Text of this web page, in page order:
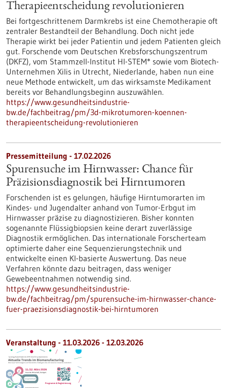
Therapieentscheidung revolutionieren
Bei fortgeschrittenem Darmkrebs ist eine Chemotherapie oft
zentraler Bestandteil der Behandlung. Doch nicht jede
Therapie wirkt bei jeder Patientin und jedem Patienten gleich
gut. Forschende vom Deutschen Krebsforschungszentrum
(DKFZ), vom Stammzell-Institut HI-STEM* sowie vom Biotech-
Unternehmen Xilis in Utrecht, Niederlande, haben nun eine
neue Methode entwickelt, um das wirksamste Medikament
bereits vor Behandlungsbeginn auszuwählen.
https://www.gesundheitsindustrie-
bw.de/fachbeitrag/pm/3d-mikrotumoren-koennen-
therapieentscheidung-revolutionieren
Pressemitteilung - 17.02.2026
Spurensuche im Hirnwasser: Chance für
Präzisionsdiagnostik bei Hirntumoren
Forschenden ist es gelungen, häufige Hirntumorarten im
Kindes- und Jugendalter anhand von Tumor-Erbgut im
Hirnwasser präzise zu diagnostizieren. Bisher konnten
sogenannte Flüssigbiopsien keine derart zuverlässige
Diagnostik ermöglichen. Das internationale Forscherteam
optimierte daher eine Sequenzierungstechnik und
entwickelte einen KI-basierte Auswertung. Das neue
Verfahren könnte dazu beitragen, dass weniger
Gewebeentnahmen notwendig sind.
https://www.gesundheitsindustrie-
bw.de/fachbeitrag/pm/spurensuche-im-hirnwasser-chance-
fuer-praezisionsdiagnostik-bei-hirntumoren
Veranstaltung - 11.03.2026 - 12.03.2026